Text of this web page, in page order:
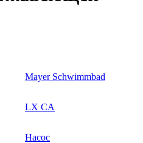
Mayer Schwimmbad
LX CA
Насос